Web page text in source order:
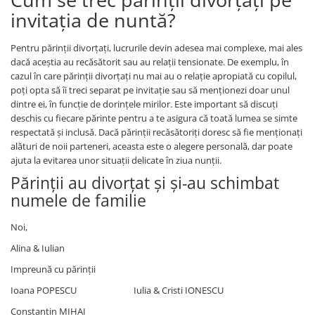
invitația de nuntă?
Pentru părinții divorțați, lucrurile devin adesea mai complexe, mai ales
dacă aceștia au recăsătorit sau au relații tensionate. De exemplu, în
cazul în care părinții divorțați nu mai au o relație apropiată cu copilul,
poți opta să îi treci separat pe invitație sau să menționezi doar unul
dintre ei, în funcție de dorințele mirilor. Este important să discuți
deschis cu fiecare părinte pentru a te asigura că toată lumea se simte
respectată și inclusă. Dacă părinții recăsătoriți doresc să fie menționați
alături de noii parteneri, aceasta este o alegere personală, dar poate
ajuta la evitarea unor situații delicate în ziua nunții.
Părinții au divorțat și și-au schimbat
numele de familie
Noi,
Alina & Iulian
Impreună cu părinții
Ioana POPESCU Iulia & Cristi IONESCU
Constantin MIHAI